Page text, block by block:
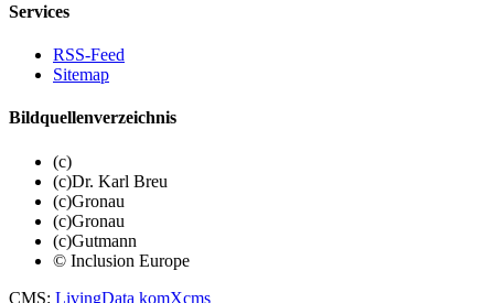
Services
RSS-Feed
Sitemap
Bildquellenverzeichnis
(c)
(c)Dr. Karl Breu
(c)Gronau
(c)Gronau
(c)Gutmann
© Inclusion Europe
CMS: LivingData komXcms